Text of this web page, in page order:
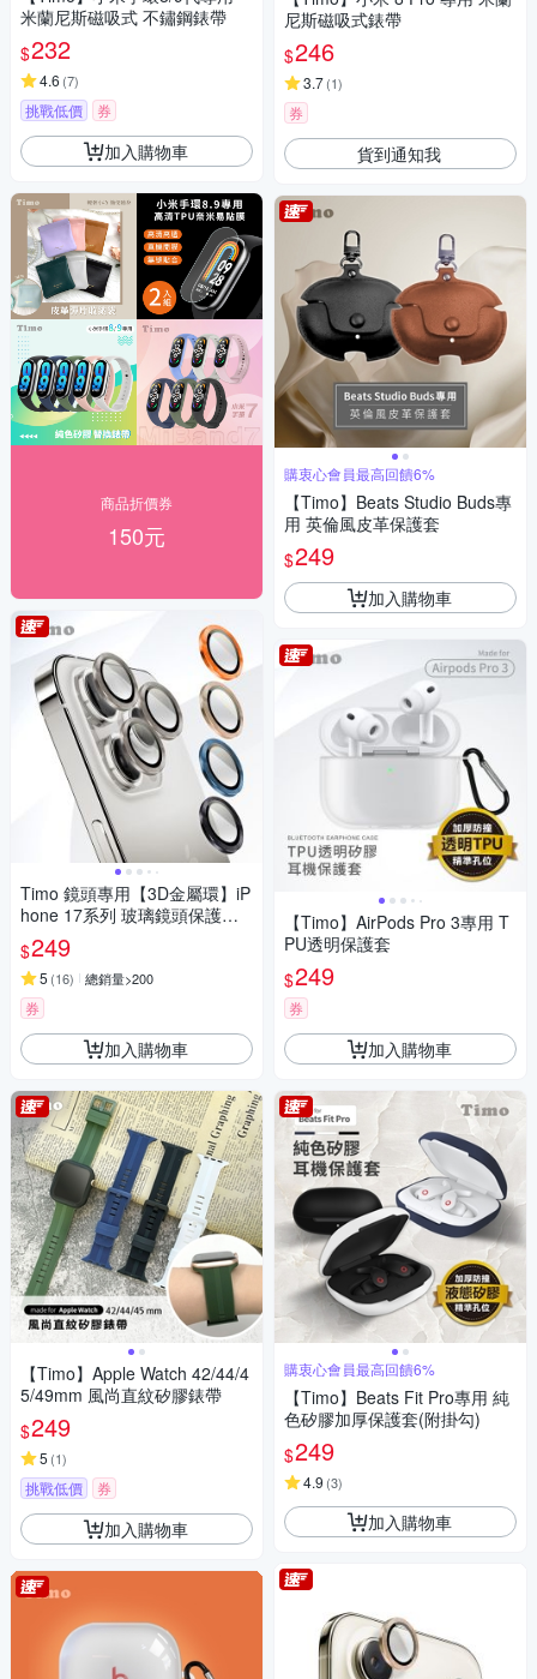
米蘭尼斯磁吸式 不鏽鋼錶帶
$232
4.6 (7)
挑戰低價 券
加入購物車
商品折價券
150元
Timo 鏡頭專用【3D金屬環】iP
hone 17系列 玻璃鏡頭保護貼
膜
$249
5 (16) 總銷量>200
券
加入購物車
【Timo】Apple Watch 42/44/4
5/49mm 風尚直紋矽膠錶帶
$249
5 (1)
挑戰低價 券
加入購物車
尼斯磁吸式錶帶
$246
3.7(1)
券
貨到通知我
購衷心會員最高回饋6%
【Timo】Beats Studio Buds專
用 英倫風皮革保護套
$249
加入購物車
【Timo】AirPods Pro 3專用 T
PU透明保護套
$249
券
加入購物車
購衷心會員最高回饋6%
【Timo】Beats Fit Pro專用 純
色矽膠加厚保護套(附掛勾)
$249
4.9 (3)
加入購物車